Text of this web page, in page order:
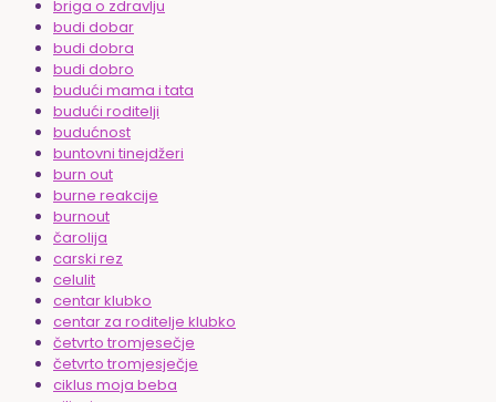
briga o zdravlju
budi dobar
budi dobra
budi dobro
budući mama i tata
budući roditelji
budućnost
buntovni tinejdžeri
burn out
burne reakcije
burnout
čarolija
carski rez
celulit
centar klubko
centar za roditelje klubko
četvrto tromjesečje
četvrto tromjesječje
ciklus moja beba